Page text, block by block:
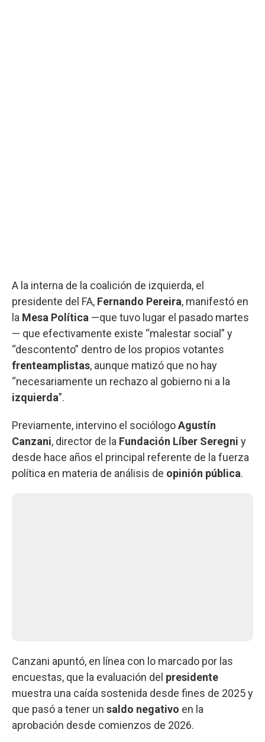
A la interna de la coalición de izquierda, el
presidente del FA, Fernando Pereira, manifestó en
la Mesa Política —que tuvo lugar el pasado martes
— que efectivamente existe “malestar social” y
“descontento” dentro de los propios votantes
frenteamplistas, aunque matizó que no hay
“necesariamente un rechazo al gobierno ni a la
izquierda”.
Previamente, intervino el sociólogoAgustín
Canzani, director de la Fundación Líber Seregni y
desde hace años el principal referente de la fuerza
política en materia de análisis de opinión pública.
Canzani apuntó, en línea con lo marcado por las
encuestas, que la evaluación del presidente
muestra una caída sostenida desde fines de 2025 y
que pasó a tener un saldo negativo en la
aprobación desde comienzos de 2026.